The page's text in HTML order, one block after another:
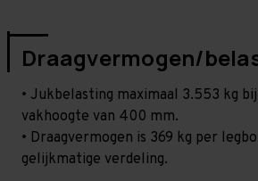
Draagvermogen/
• Jukbelasting maximaal 3.553 kg
vakhoogte van 400 mm.
• Draagvermogen is 369 kg per
gelijkmatige verdeling.